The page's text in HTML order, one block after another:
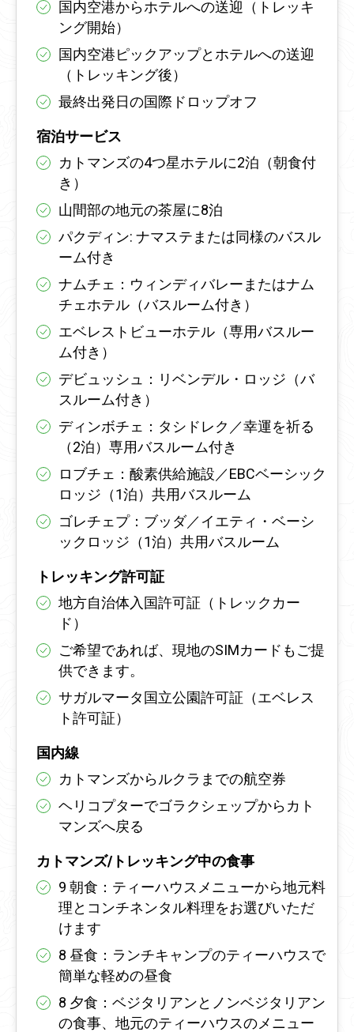
国内空港からホテルへの送迎（トレッキ
ング開始）
国内空港ピックアップとホテルへの送迎
（トレッキング後）
最終出発日の国際ドロップオフ
宿泊サービス
カトマンズの4つ星ホテルに2泊（朝食付
き）
山間部の地元の茶屋に8泊
パクディン: ナマステまたは同様のバスル
ーム付き
ナムチェ：ウィンディバレーまたはナム
チェホテル（バスルーム付き）
エベレストビューホテル（専用バスルー
ム付き）
デビュッシュ：リベンデル・ロッジ（バ
スルーム付き）
ディンボチェ：タシドレク／幸運を祈る
（2泊）専用バスルーム付き
ロブチェ：酸素供給施設／EBCベーシック
ロッジ（1泊）共用バスルーム
ゴレチェプ：ブッダ／イエティ・ベーシ
ックロッジ（1泊）共用バスルーム
トレッキング許可証
地方自治体入国許可証（トレックカー
ド）
ご希望であれば、現地のSIMカードもご提
供できます。
サガルマータ国立公園許可証（エベレス
ト許可証）
国内線
カトマンズからルクラまでの航空券
ヘリコプターでゴラクシェップからカト
マンズへ戻る
カトマンズ/トレッキング中の食事
9 朝食：ティーハウスメニューから地元料
理とコンチネンタル料理をお選びいただ
けます
8 昼食：ランチキャンプのティーハウスで
簡単な軽めの昼食
8 夕食：ベジタリアンとノンベジタリアン
の食事、地元のティーハウスのメニュー